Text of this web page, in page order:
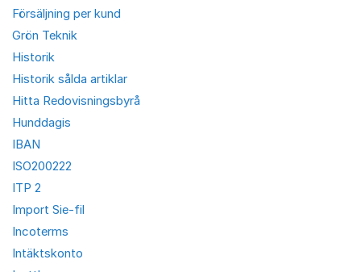
Försäljning per kund
Grön Teknik
Historik
Historik sålda artiklar
Hitta Redovisningsbyrå
Hunddagis
IBAN
ISO200222
ITP 2
Import Sie-fil
Incoterms
Intäktskonto